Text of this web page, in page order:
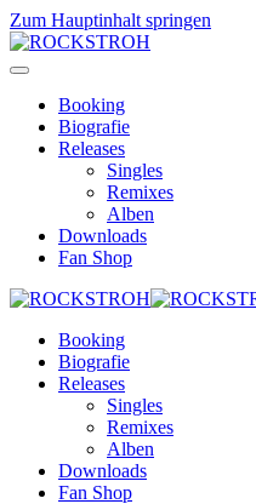
Zum Hauptinhalt springen
Booking
Biografie
Releases
Singles
Remixes
Alben
Downloads
Fan Shop
Booking
Biografie
Releases
Singles
Remixes
Alben
Downloads
Fan Shop